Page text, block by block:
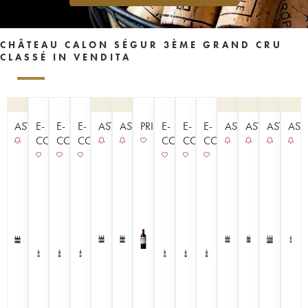
CHÂTEAU CALON SÉGUR 3ÈME GRAND CRU
CLASSÉ IN VENDITA
ASTAE-
COMMERCE
E-
COMMERCE
E-
COMMERCE
ASTAASTAPRIMEURS
E-
COMMERCE
E-
COMMERCE
E-
COMMERCE
ASTAASTAASTA